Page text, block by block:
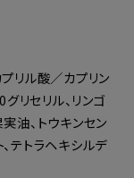
リル酸／カプリン
リセリル、リンゴ
油、トウキンセン
テトラヘキシルデ